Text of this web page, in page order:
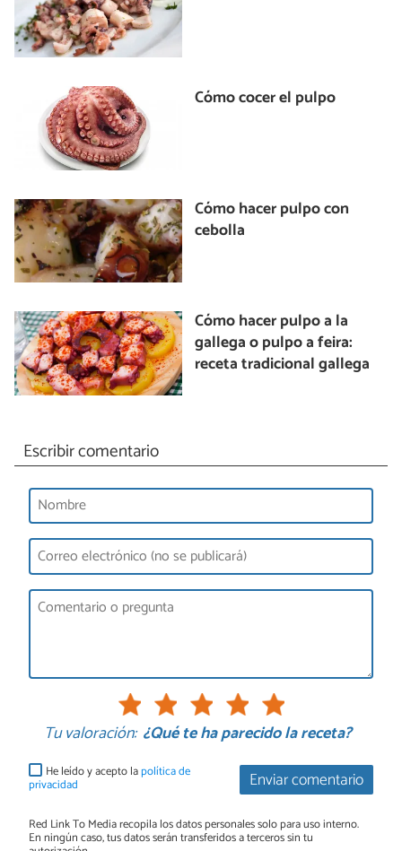
Cómo cocer el pulpo
Cómo hacer pulpo con
cebolla
Cómo hacer pulpo a la
gallega o pulpo a feira:
receta tradicional gallega
Escribir comentario
Tu valoración: ¿Qué te ha parecido la receta?
Enviar comentario
He leído y acepto lapolítica de
privacidad
Red Link To Media recopila los datos personales solo para uso interno.
En ningún caso, tus datos serán transferidos a terceros sin tu